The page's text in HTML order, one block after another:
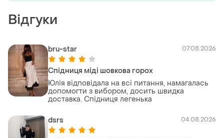
Відгуки
bru-star 07.08.2026
Спідниця міді шовкова горох
Юлія відповідала на всі питання, намагалась
допомогти з вибором, досить швидка
доставка. Спідниця легенька
dsrs 04.08.2026